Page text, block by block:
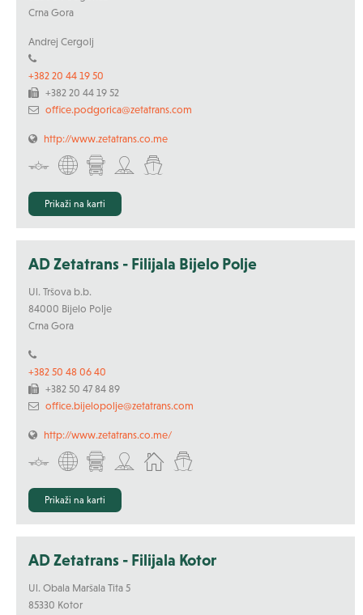
Crna Gora
Andrej Cergolj
+382 20 44 19 50
+382 20 44 19 52
office.podgorica@zetatrans.com
http://www.zetatrans.co.me
Prikaži na karti
AD Zetatrans - Filijala Bijelo Polje
Ul. Tršova b.b.
84000 Bijelo Polje
Crna Gora
+382 50 48 06 40
+382 50 47 84 89
office.bijelopolje@zetatrans.com
http://www.zetatrans.co.me/
Prikaži na karti
AD Zetatrans - Filijala Kotor
Ul. Obala Maršala Tita 5
85330 Kotor